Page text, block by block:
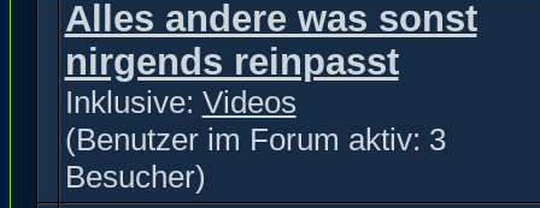
Alles andere was sonst
nirgends reinpasst
Inklusive: Videos
(Benutzer im Forum aktiv: 3
Besucher)